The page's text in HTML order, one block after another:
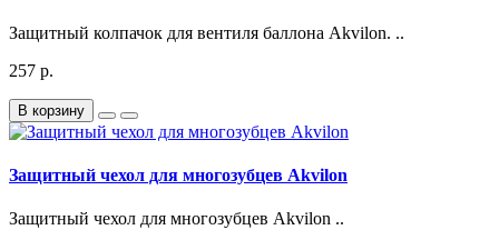
Защитный колпачок для вентиля баллона Akvilon. ..
257 р.
В корзину
Защитный чехол для многозубцев Akvilon
Защитный чехол для многозубцев Akvilon ..